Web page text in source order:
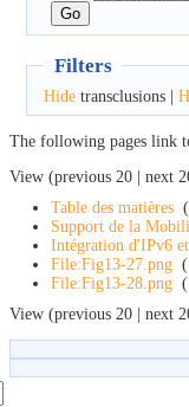
Filters
Hidetransclusions |
The following pages link
View (previous 20 | next
Table des matières (
Support de la
Intégration d'IPv6
File:Fig13-27.png (
File:Fig13-28.png (
View (previous 20 | next